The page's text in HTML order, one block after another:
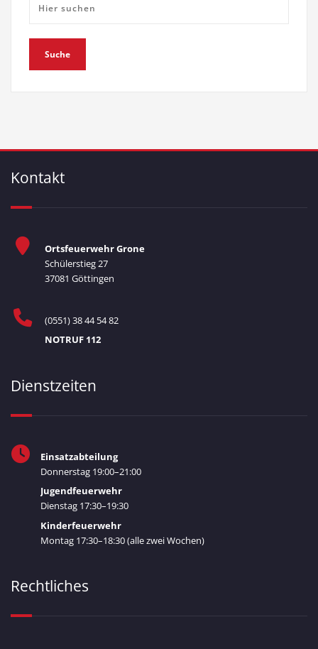
Kontakt
Ortsfeuerwehr Grone
Schülerstieg 27
37081 Göttingen
(0551) 38 44 54 82
NOTRUF 112
Dienstzeiten
Einsatzabteilung
Donnerstag 19:00–21:00
Jugendfeuerwehr
Dienstag 17:30–19:30
Kinderfeuerwehr
Montag 17:30–18:30 (alle zwei Wochen)
Rechtliches